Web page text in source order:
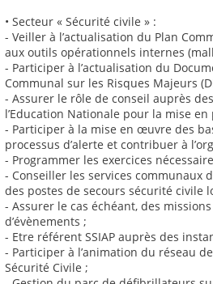
• Secteur « Sécurité civile » :
- Veiller à l’actualisation du Plan
aux outils opérationnels internes
- Participer à l’actualisation du
Communal sur les Risques Majeurs
- Assurer le rôle de conseil auprès
l’Education Nationale pour la mise en
- Participer à la mise en œuvre des
processus d’alerte et contribuer à
- Programmer les exercices
- Conseiller les services communaux
des postes de secours sécurité civile
- Assurer le cas échéant, des missions
d’évènements ;
- Etre référent SSIAP auprès des
- Participer à l’animation du réseau
Sécurité Civile ;